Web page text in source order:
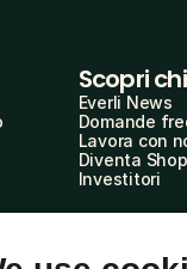
Scopri
Everli News
Domande
Lavora con
Diventa
Investitori